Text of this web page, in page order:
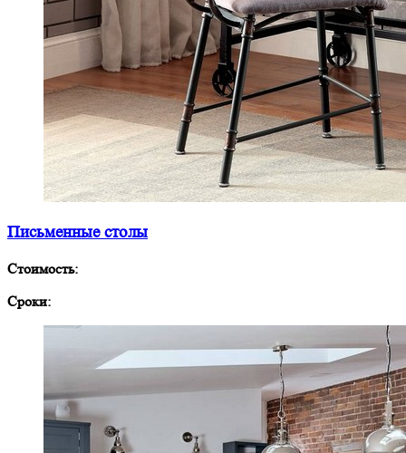
Письменные столы
Стоимость:
Сроки: